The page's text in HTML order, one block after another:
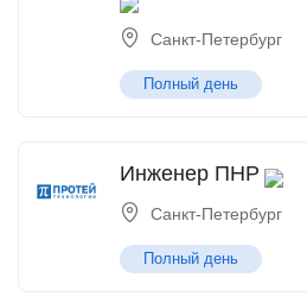
Санкт-Петербург
Полный день
Инженер ПНР
Санкт-Петербург
Полный день